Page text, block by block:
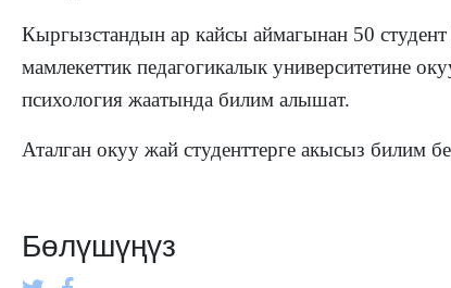
Кыргызстандын ар кайсы аймагынан 50
мамлекеттик педагогикалык университетине
психология жаатында билим алышат.
Аталган окуу жай студенттерге акысыз билим
Бөлүшүңүз